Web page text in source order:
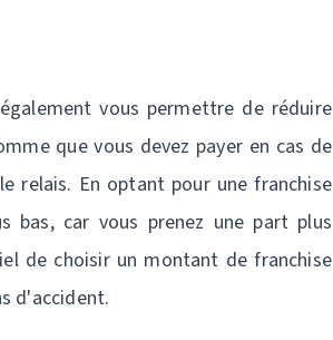
vous permettre de réduire
que vous devez payer en cas de
relais. En optant pour une franchise
bas, car vous prenez une part plus
de choisir un montant de franchise
d'accident.